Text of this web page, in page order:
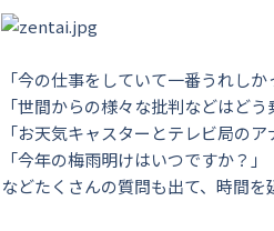
「今の仕事をしていて一番うれしか
「世間からの様々な批判などはど
「お天気キャスターとテレビ局の
「今年の梅雨明けはいつですか？」
などたくさんの質問も出て、時間を